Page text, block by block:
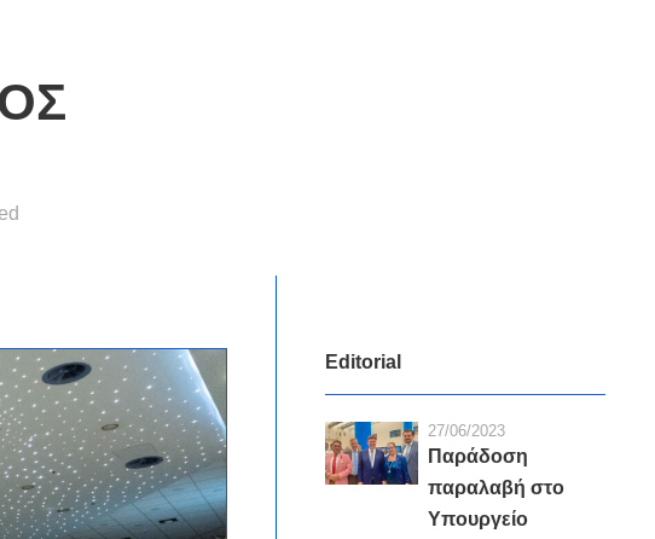
Editorial
27/06/2023
Παράδοση
παραλαβή στο
Υπουργείο